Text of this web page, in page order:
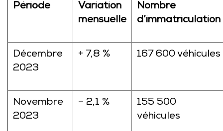
Période
Variation
mensuelle
Nombre
d’immatriculation
Décembre
2023
+ 7,8 % 167 600 véhicules
Novembre
2023
– 2,1 %
155 500
véhicules